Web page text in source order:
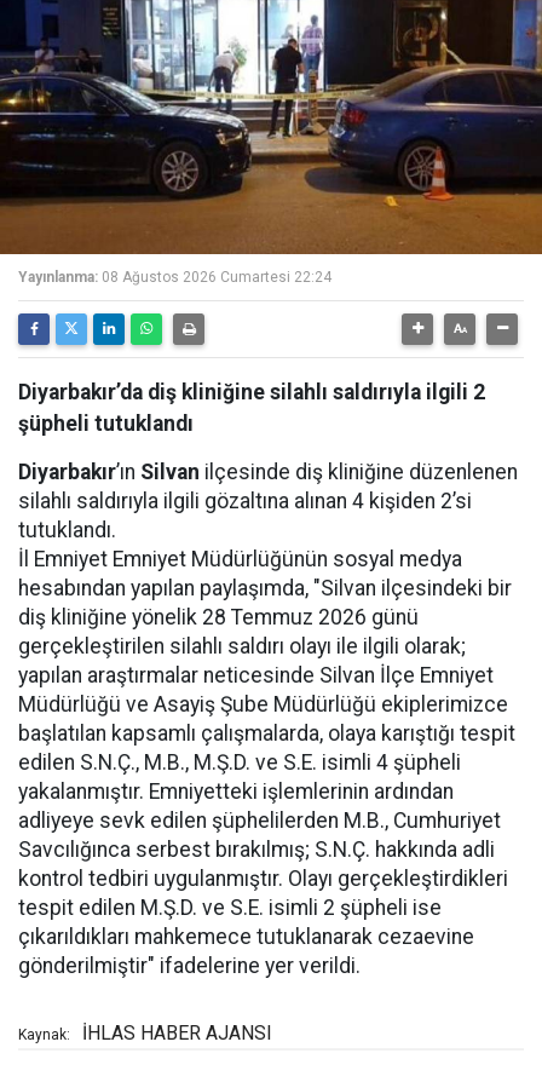
Yayınlanma: 08 Ağustos 2026 Cumartesi 22:24
Diyarbakır’da diş kliniğine silahlı saldırıyla ilgili 2
şüpheli tutuklandı
Diyarbakır’ın Silvan ilçesinde diş kliniğine düzenlenen
silahlı saldırıyla ilgili gözaltına alınan 4 kişiden 2’si
tutuklandı.
İl Emniyet Emniyet Müdürlüğünün sosyal medya
hesabından yapılan paylaşımda, "Silvan ilçesindeki bir
diş kliniğine yönelik 28 Temmuz 2026 günü
gerçekleştirilen silahlı saldırı olayı ile ilgili olarak;
yapılan araştırmalar neticesinde Silvan İlçe Emniyet
Müdürlüğü ve Asayiş Şube Müdürlüğü ekiplerimizce
başlatılan kapsamlı çalışmalarda, olaya karıştığı tespit
edilen S.N.Ç., M.B., M.Ş.D. ve S.E. isimli 4 şüpheli
yakalanmıştır. Emniyetteki işlemlerinin ardından
adliyeye sevk edilen şüphelilerden M.B., Cumhuriyet
Savcılığınca serbest bırakılmış; S.N.Ç. hakkında adli
kontrol tedbiri uygulanmıştır. Olayı gerçekleştirdikleri
tespit edilen M.Ş.D. ve S.E. isimli 2 şüpheli ise
çıkarıldıkları mahkemece tutuklanarak cezaevine
gönderilmiştir" ifadelerine yer verildi.
Kaynak: İHLAS HABER AJANSI